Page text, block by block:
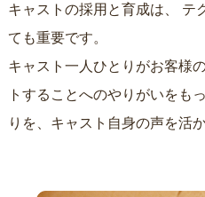
キャストの採用と育成は、
ても重要です。
キャスト一人ひとりがお客様
トすることへのやりがいをも
りを、キャスト自身の声を活